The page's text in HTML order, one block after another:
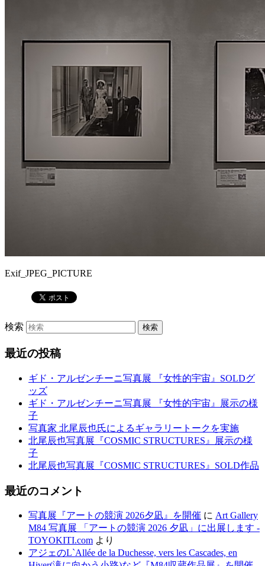
Exif_JPEG_PICTURE
検索
最近の投稿
ギド・アルゼンチーニ写真展 『女性的宇宙』SOLDグ
ッズ
ギド・アルゼンチーニ写真展 『女性的宇宙』展示の様
子
写真家 北尾辰也氏によるギャラリートークを実施
北尾辰也写真展『COSMIC STRUCTURES』展示の様
子
北尾辰也写真展『COSMIC STRUCTURES』SOLD作品
最近のコメント
写真展『アートの競演 2026夕凪』を開催 に Art Gallery
M84 写真展 「アートの競演 2026 夕凪」に出展します -
TOYOKITI.com より
アジェのL`Allée de la Duchesse, vers les Cascades, en